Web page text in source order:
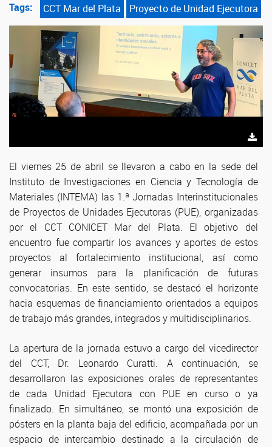
Tags: CCT Mar del Plata Proyecto de Unidad Ejecutora
El viernes 25 de abril se llevaron a cabo en la sede del
Instituto de Investigaciones en Ciencia y Tecnología de
Materiales (INTEMA) las 1.ª Jornadas Interinstitucionales
de Proyectos de Unidades Ejecutoras (PUE), organizadas
por el CCT CONICET Mar del Plata. El objetivo del
encuentro fue compartir los avances y aportes de estos
proyectos al fortalecimiento institucional, así como
generar insumos para la planificación de futuras
convocatorias. En este sentido, se destacó el horizonte
hacia esquemas de financiamiento orientados a equipos
de trabajo más grandes, integrados y multidisciplinarios.
La apertura de la jornada estuvo a cargo del vicedirector
del CCT, Dr. Leonardo Curatti. A continuación, se
desarrollaron las exposiciones orales de representantes
de cada Unidad Ejecutora con PUE en curso o ya
finalizado. En simultáneo, se montó una exposición de
pósters en la planta baja del edificio, acompañada por un
espacio de intercambio destinado a la circulación de